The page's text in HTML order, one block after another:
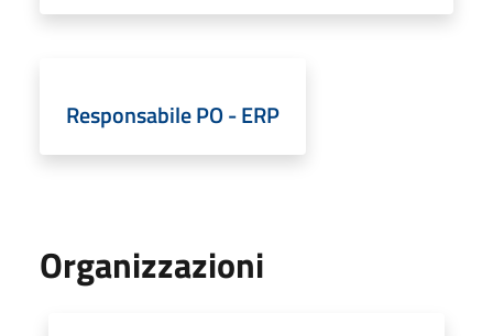
Responsabile PO - ERP
Organizzazioni